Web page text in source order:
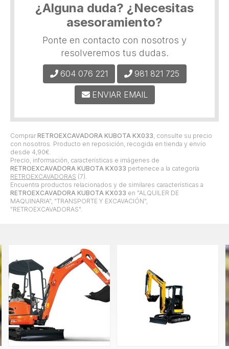
Comprar RETROEXCAVADORA KUBOTA KX033, consulte su precio
con nosotros. Producto en reposición, recogida en tienda y envío
desde 4,90€.
Precio, información, características e imágenes de
RETROEXCAVADORA KUBOTA KX033 pertenece a la categoría
RETROEXCAVADORAS (7).
Encuentra productos relacionados y de similares características a
RETROEXCAVADORA KUBOTA KX033 en "ALQUILER DE
MAQUINARIA", "TRANSPORTE Y EXCAVACIÓN",
"RETROEXCAVADORAS".
¿Alguna duda? ¿Necesitas
asesoramiento?
Ponte en contacto con nosotros y
resolveremos tus dudas.
604 076 221 981 821 725
ENVIAR EMAIL